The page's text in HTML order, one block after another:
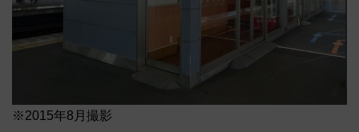
※2015年8月撮影